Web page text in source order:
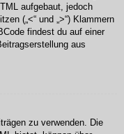
aufgebaut, jedoch
(„<“ und „>“) Klammern
findest du auf einer
aus
zu verwenden. Die